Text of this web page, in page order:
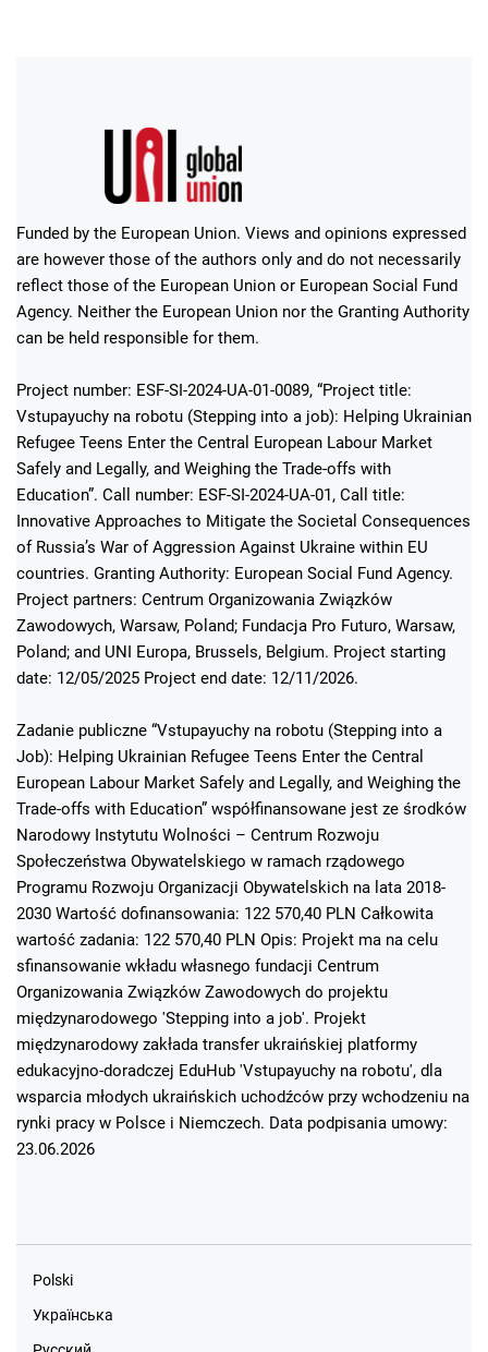
Funded by the European Union. Views and opinions expressed
are however those of the authors only and do not necessarily
reflect those of the European Union or European Social Fund
Agency. Neither the European Union nor the Granting Authority
can be held responsible for them.
Project number: ESF-SI-2024-UA-01-0089, “Project title:
Vstupayuchy na robotu (Stepping into a job): Helping Ukrainian
Refugee Teens Enter the Central European Labour Market
Safely and Legally, and Weighing the Trade-offs with
Education”. Call number: ESF-SI-2024-UA-01, Call title:
Innovative Approaches to Mitigate the Societal Consequences
of Russia’s War of Aggression Against Ukraine within EU
countries. Granting Authority: European Social Fund Agency.
Project partners: Centrum Organizowania Związków
Zawodowych, Warsaw, Poland; Fundacja Pro Futuro, Warsaw,
Poland; and UNI Europa, Brussels, Belgium. Project starting
date: 12/05/2025 Project end date: 12/11/2026.
Zadanie publiczne “Vstupayuchy na robotu (Stepping into a
Job): Helping Ukrainian Refugee Teens Enter the Central
European Labour Market Safely and Legally, and Weighing the
Trade-offs with Education” współfinansowane jest ze środków
Narodowy Instytutu Wolności – Centrum Rozwoju
Społeczeństwa Obywatelskiego w ramach rządowego
Programu Rozwoju Organizacji Obywatelskich na lata 2018-
2030 Wartość dofinansowania: 122 570,40 PLN Całkowita
wartość zadania: 122 570,40 PLN Opis: Projekt ma na celu
sfinansowanie wkładu własnego fundacji Centrum
Organizowania Związków Zawodowych do projektu
międzynarodowego 'Stepping into a job'. Projekt
międzynarodowy zakłada transfer ukraińskiej platformy
edukacyjno-doradczej EduHub 'Vstupayuchy na robotu', dla
wsparcia młodych ukraińskich uchodźców przy wchodzeniu na
rynki pracy w Polsce i Niemczech. Data podpisania umowy:
23.06.2026
Polski
Українська